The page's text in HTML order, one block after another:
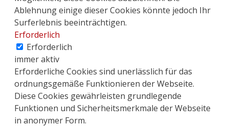
Ablehnung einige dieser Cookies könnte jedoch Ihr
Surferlebnis beeinträchtigen.
Erforderlich
Erforderlich
immer aktiv
Erforderliche Cookies sind unerlässlich für das
ordnungsgemäße Funktionieren der Webseite.
Diese Cookies gewährleisten grundlegende
Funktionen und Sicherheitsmerkmale der Webseite
in anonymer Form.